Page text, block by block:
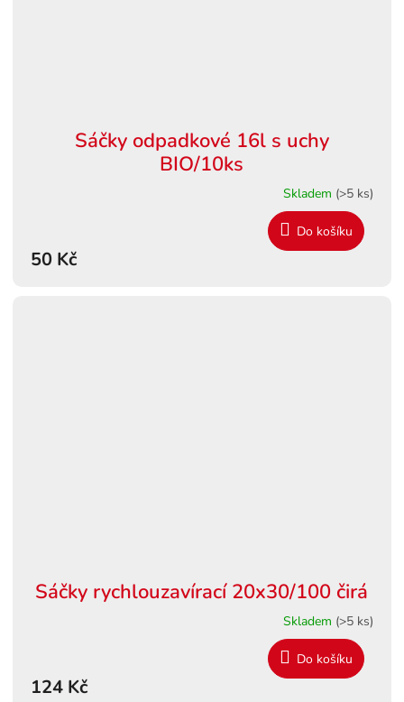
Sáčky odpadkové 16l s uchy
BIO/10ks
Skladem (>5 ks)
50 Kč
Do košíku
Sáčky rychlouzavírací 20x30/100 čirá
Skladem (>5 ks)
124 Kč
Do košíku